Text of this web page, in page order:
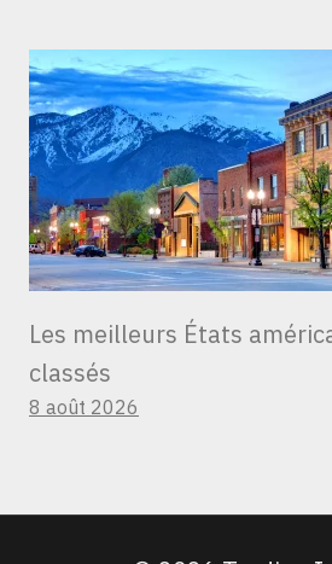
Les meilleurs États
classés
8 août 2026